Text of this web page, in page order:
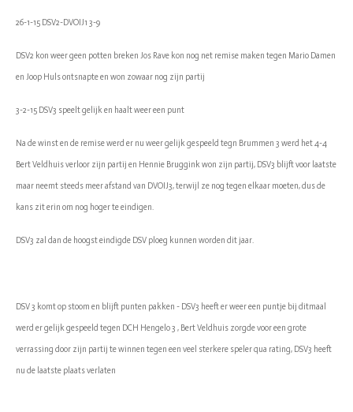
26-1-15 DSV2-DVOIJ1 3-9
DSV2 kon weer geen potten breken Jos Rave kon nog net remise maken tegen Mario Damen
en Joop Huls ontsnapte en won zowaar nog zijn partij
3-2-15 DSV3 speelt gelijk en haalt weer een punt
Na de winst en de remise werd er nu weer gelijk gespeeld tegn Brummen 3 werd het 4-4
Bert Veldhuis verloor zijn partij en Hennie Bruggink won zijn partij, DSV3 blijft voor laatste
maar neemt steeds meer afstand van DVOIJ3, terwijl ze nog tegen elkaar moeten, dus de
kans zit erin om nog hoger te eindigen.
DSV3 zal dan de hoogst eindigde DSV ploeg kunnen worden dit jaar.
DSV 3 komt op stoom en blijft punten pakken - DSV3 heeft er weer een puntje bij ditmaal
werd er gelijk gespeeld tegen DCH Hengelo 3 , Bert Veldhuis zorgde voor een grote
verrassing door zijn partij te winnen tegen een veel sterkere speler qua rating, DSV3 heeft
nu de laatste plaats verlaten